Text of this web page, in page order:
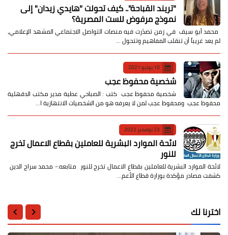
​"تريند القباحة".. كيف تحولت "هايدي زيدان" إلى
نموذج مرفوض للست المصرية؟
​ محمد أبو سيف ​في زمن تصدّرت فيه منصات التواصل الاجتماعي المشهد الإعلامي،
لم يعد غريباً أن تنقلب المفاهيم وتتحول …
10 يونيو 2021
شخصية محفوظ عجب
شخصية محفوظ عجب كتب : الصباحي عطية مدير مكتب الدقهلية
محفوظ عجب ومحفوظ عجب لمن لا يعرفه هو من الشخصيات الانتهازية ا…
23 نوفمبر 2022
لائحة الموارد البشرية للعاملين بقطاع الاعمال تخرج
للنور
لائحة الموارد البشرية للعاملين بقطاع الاعمال تخرج للنور متابعه:- محمد سراج الدين
كشفت مصادر مؤكدة بوزارة قطاع الأعم…
اخترنا لك